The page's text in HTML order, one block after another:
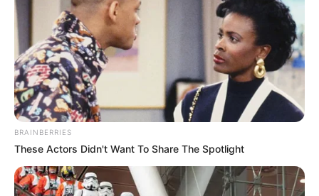
BRAINBERRIES
These Actors Didn't Want To Share The Spotlight